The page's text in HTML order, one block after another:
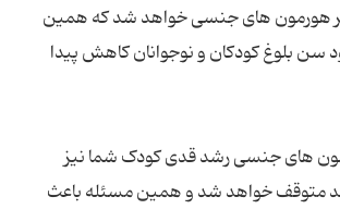
هورمون های جنسی خواهد شد که همین
بلوغ کودکان و نوجوانان کاهش پیدا
های جنسی رشد قدی کودک شما نیز
متوقف خواهد شد و همین مسئله باعث